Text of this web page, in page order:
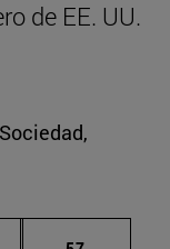
de EE. UU.